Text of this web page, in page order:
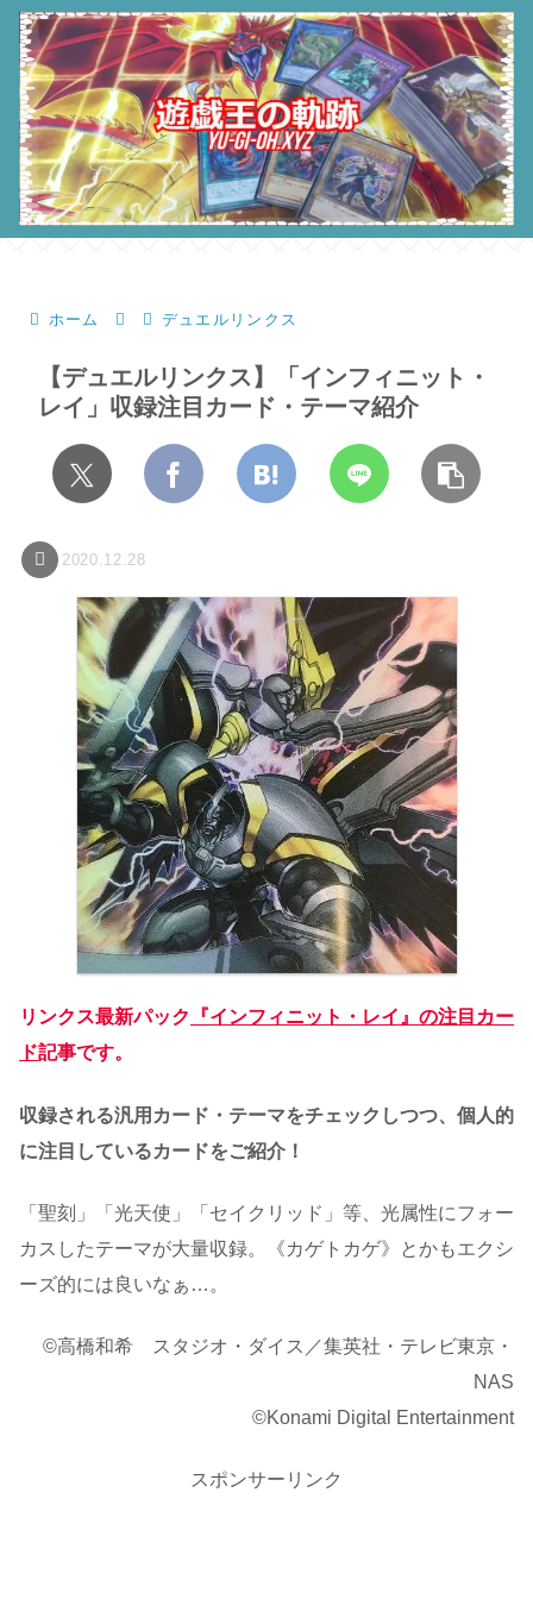
ホーム デュエルリンクス
【デュエルリンクス】「インフィニット・
レイ」収録注目カード・テーマ紹介
2020.12.28
リンクス最新パック
『インフィニット・レイ』の注目カー
ド記事です。
収録される汎用カード・テーマをチェックしつつ、個人的
に注目しているカードをご紹介！
「聖刻」「光天使」「セイクリッド」等、光属性にフォー
カスしたテーマが大量収録。《カゲトカゲ》とかもエクシ
ーズ的には良いなぁ…。
©高橋和希 スタジオ・ダイス／集英社・テレビ東京・
NAS
©Konami Digital Entertainment
スポンサーリンク